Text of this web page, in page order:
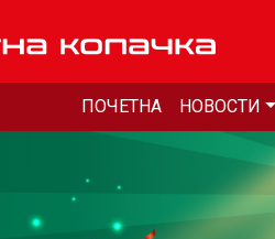
ПОЧЕТНА НОВОСТИ